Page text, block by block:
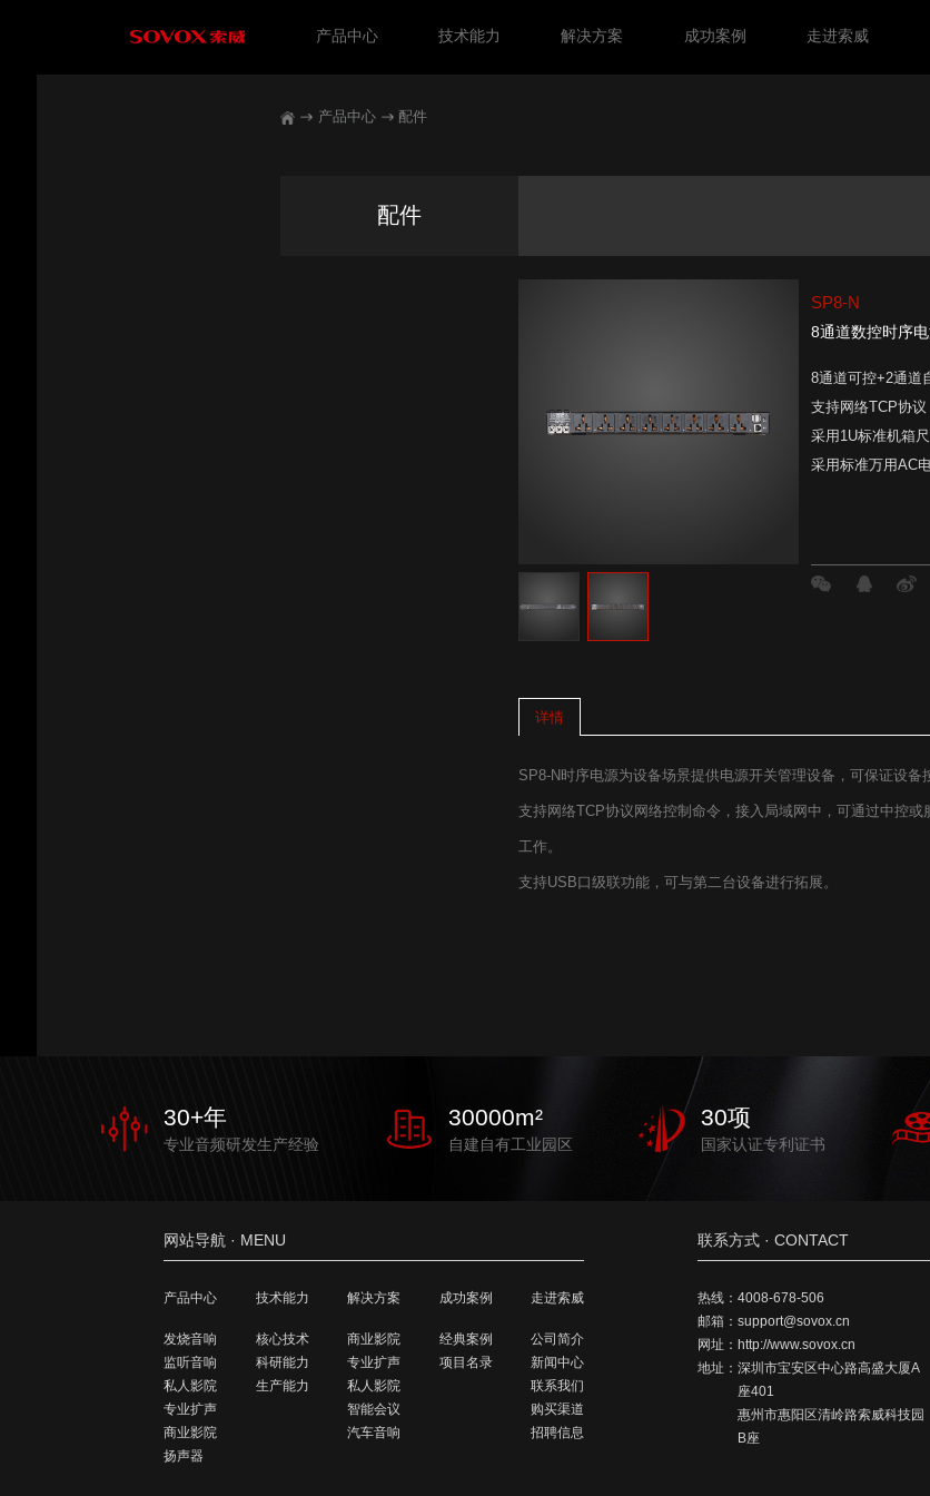
产品中心 技术能力 解决方案 成功案例 走进索威
产品中心 配件
配件
SP8-N
8通道数控时序
8通道可控+2通道
支持网络TCP协
采用1U标准机箱
采用标准万用AC
详情
SP8-N时序电源为设备场景提供电源开关管理设备，可保证设备
支持网络TCP协议网络控制命令，接入局域网中，可通过中控
工作。
支持USB口级联功能，可与第二台设备进行拓展。
30+年
专业音频研发生产经验
30000m²
自建自有工业园区
30项
国家认证专利证书
网站导航 · MENU
产品中心
发烧音响
监听音响
私人影院
专业扩声
商业影院
扬声器
技术能力
核心技术
科研能力
生产能力
解决方案
商业影院
专业扩声
私人影院
智能会议
汽车音响
成功案例
经典案例
项目名录
走进索威
公司简介
新闻中心
联系我们
购买渠道
招聘信息
联系方式 · CONTACT
热线： 4008-678-506
邮箱： support@sovox.cn
网址： http://www.sovox.cn
地址： 深圳市宝安区中心路高盛大厦A
座401
惠州市惠阳区清岭路索威科技园
B座